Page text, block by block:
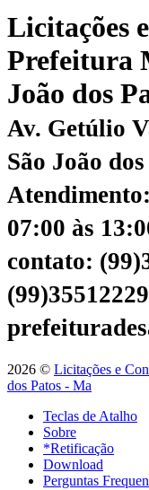
Licitações
Prefeitura
João dos
Av. Getúlio
São João
07:00 às
contato:
(99)35512229
2026 © Licitações e
dos Patos - Ma
Teclas de Atalho
Sobre
*Retificação
Download
Perguntas